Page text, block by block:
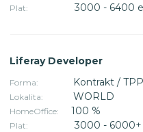
Plat: 3000 - 6400
Liferay Developer
Forma: Kontrakt / TPP
Lokalita: WORLD
HomeOffice: 100 %
Plat: 3000 -